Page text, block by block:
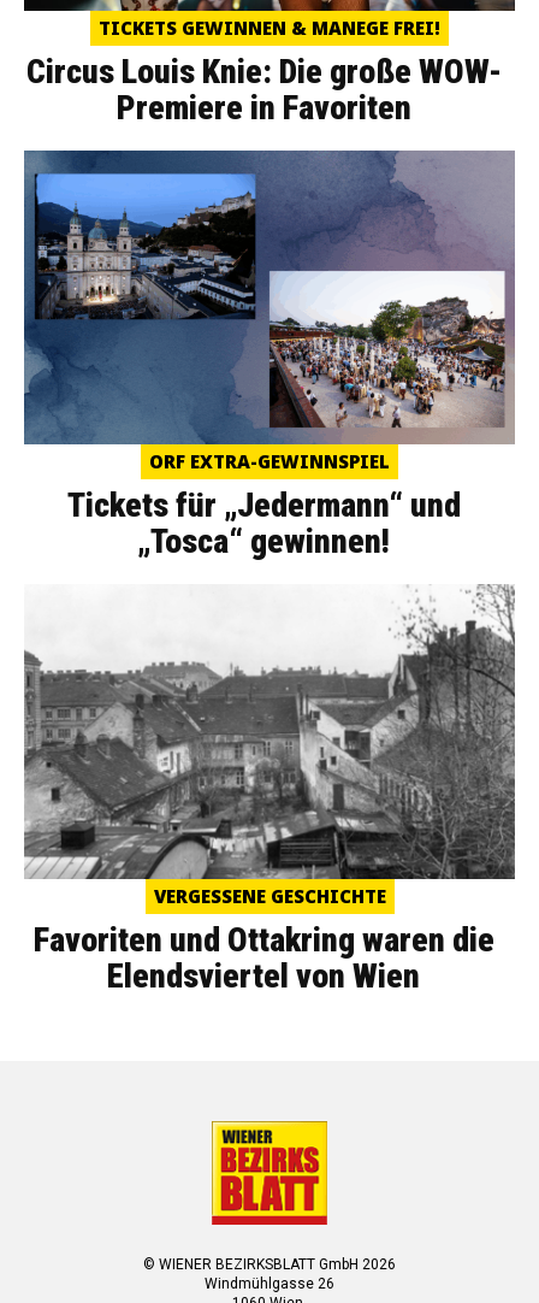
TICKETS GEWINNEN & MANEGE FREI!
Circus Louis Knie: Die große WOW-
Premiere in Favoriten
ORF EXTRA-GEWINNSPIEL
Tickets für „Jedermann“ und
„Tosca“ gewinnen!
VERGESSENE GESCHICHTE
Favoriten und Ottakring waren die
Elendsviertel von Wien
© WIENER BEZIRKSBLATT GmbH 2026
Windmühlgasse 26